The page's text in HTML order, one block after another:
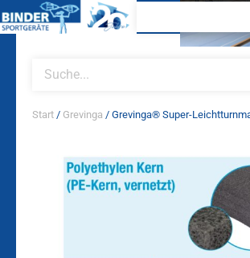
Inhalt
search
Start / Grevinga / Grevinga® Super-
Grevinga®
Leichtturnmatte